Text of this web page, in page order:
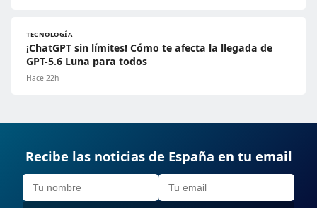
TECNOLOGÍA
¡ChatGPT sin límites! Cómo te afecta la llegada de
GPT-5.6 Luna para todos
Hace 22h
Recibe las noticias de España en tu email